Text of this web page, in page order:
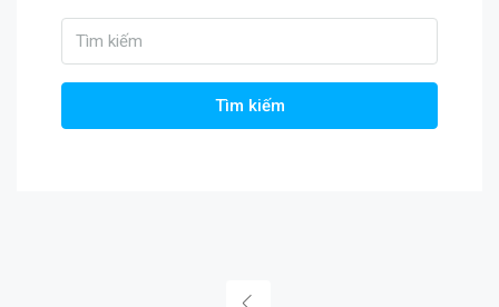
Tìm kiếm